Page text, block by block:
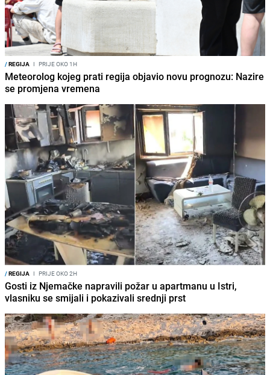
/REGIJA I PRIJE OKO 1H
Meteorolog kojeg prati regija objavio novu prognozu: Nazire
se promjena vremena
/REGIJA I PRIJE OKO 2H
Gosti iz Njemačke napravili požar u apartmanu u Istri,
vlasniku se smijali i pokazivali srednji prst